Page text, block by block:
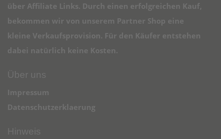
über Affiliate Links. Durch einen erfolgreichen Kauf,
bekommen wir von unserem Partner Shop eine
kleine Verkaufsprovision. Für den Käufer entstehen
dabei natürlich keine Kosten.
Über uns
Impressum
Datenschutzerklaerung
Hinweis